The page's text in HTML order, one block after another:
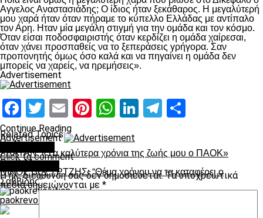
Αγγελος Αναστασιάδης; Ο ίδιος ήταν ξεκάθαρος. Η μεγαλύτερή
μου χαρά ήταν όταν πήραμε το κύπελλο Ελλάδας με αντίπαλο
τον Αρη. Ηταν μία μεγάλη στιγμή για την ομάδα και τον κόσμο.
Όταν είσαι ποδοσφαιριστής όταν κερδίζει η ομάδα χαίρεσαι,
όταν χάνει προσπαθείς να το ξεπεράσεις γρήγορα. Σαν
προπονητής όμως όσο καλά και να πηγαίνει η ομάδα δεν
μπορείς να χαρείς, να ηρεμήσεις».
Advertisement
Facebook
Twitter
EmailPinterest
WhatsApp
LinkedIn
Telegram
Related Topics:
Up Next
ΖΛΑΤΑΝ: «Tα καλύτερα χρόνια της ζωής μου ο ΠΑΟΚ»
Don't Miss
ΝΙΚΟΣ ΒΕΖΥΡΤΖΗΣ: “Θέμα χρόνου να τα καταφέρει ο
Σαββίδης”
paokrevolution
Continue Reading
Advertisement
Click to comment
Η ηλ. διεύθυνση σας δεν δημοσιεύεται. Τα υποχρεωτικά
πεδία σημειώνονται με *